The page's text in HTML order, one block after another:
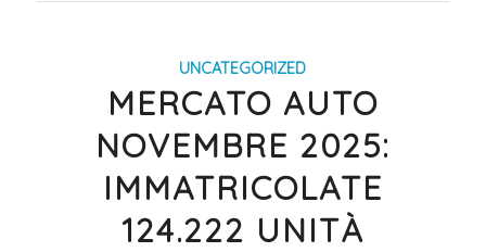
UNCATEGORIZED
MERCATO AUTO
NOVEMBRE 2025:
IMMATRICOLATE
124.222 UNITÀ